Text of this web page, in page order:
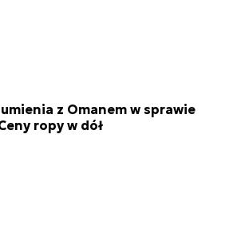
z Omanem w sprawie
ropy w dół